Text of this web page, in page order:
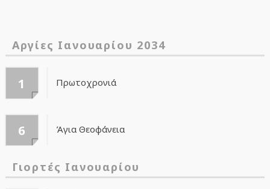
Αργίες Ιανουαρίου 2034
1 Πρωτοχρονιά
6 Άγια Θεοφάνεια
Γιορτές Ιανουαρίου